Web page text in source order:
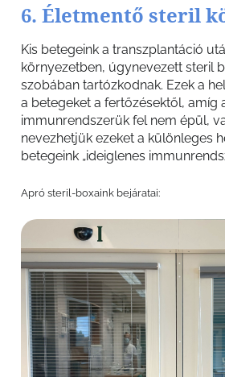
6. Életmentő steril
Kis betegeink a transzplantáció
környezetben, úgynevezett steril
szobában tartózkodnak. Ezek a
a betegeket a fertőzésektől, amíg
immunrendszerük fel nem épül,
nevezhetjük ezeket a különleges
betegeink „ideiglenes
Apró steril-boxaink bejáratai: